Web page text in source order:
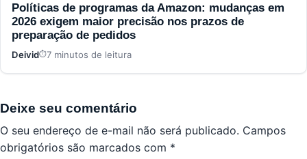
Políticas de programas da Amazon: mudanças em
2026 exigem maior precisão nos prazos de
preparação de pedidos
Deivid 7 minutos de leitura
Deixe seu comentário
O seu endereço de e-mail não será publicado. Campos
obrigatórios são marcados com *